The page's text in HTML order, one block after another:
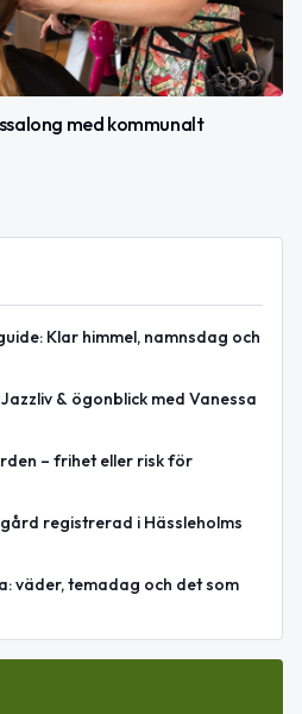
med kommunalt
Klar himmel, namnsdag och
& ögonblick med Vanessa
– frihet eller risk för
registrerad i Hässleholms
väder, temadag och det som